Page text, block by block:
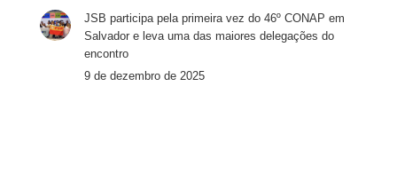
JSB participa pela primeira vez do 46º CONAP em
Salvador e leva uma das maiores delegações do
encontro
9 de dezembro de 2025